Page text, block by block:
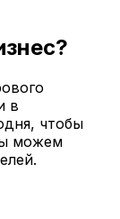
в
чтобы
можем